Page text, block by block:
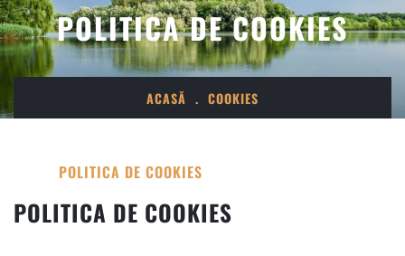
POLITICA DE COOKIES
ACASĂ . COOKIES
POLITICA DE COOKIES
POLITICA DE COOKIES